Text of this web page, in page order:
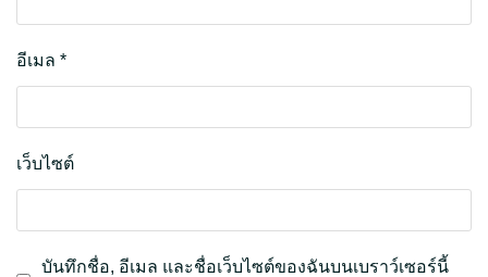
อีเมล *
เว็บไซต์
บันทึกชื่อ, อีเมล และชื่อเว็บไซต์ของฉันบนเบราว์เซอร์นี้